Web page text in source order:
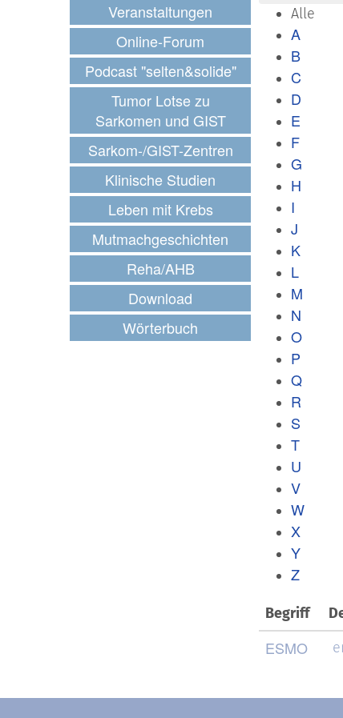
Veranstaltungen
Online-Forum
Podcast "selten&solide"
Tumor Lotse zu
Sarkomen und GIST
Sarkom-/GIST-Zentren
Klinische Studien
Leben mit Krebs
Mutmachgeschichten
Reha/AHB
Download
Wörterbuch
Alle
A
B
C
D
E
F
G
H
I
J
K
L
M
N
O
P
Q
R
S
T
U
V
W
X
Y
Z
Begriff
ESMO